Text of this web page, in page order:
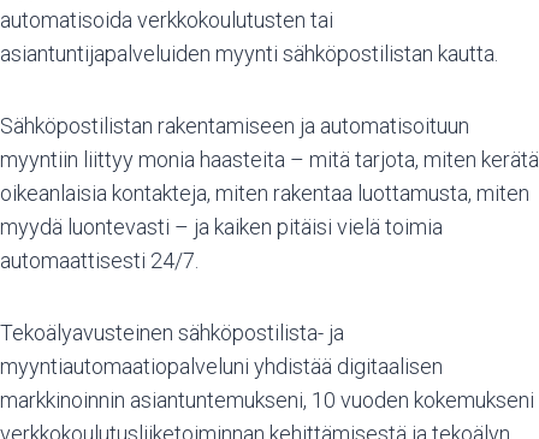
automatisoida verkkokoulutusten tai
asiantuntijapalveluiden myynti sähköpostilistan kautta.
Sähköpostilistan rakentamiseen ja automatisoituun
myyntiin liittyy monia haasteita – mitä tarjota, miten kerätä
oikeanlaisia kontakteja, miten rakentaa luottamusta, miten
myydä luontevasti – ja kaiken pitäisi vielä toimia
automaattisesti 24/7.
Tekoälyavusteinen sähköpostilista- ja
myyntiautomaatiopalveluni yhdistää digitaalisen
markkinoinnin asiantuntemukseni, 10 vuoden kokemukseni
verkkokoulutusliiketoiminnan kehittämisestä ja tekoälyn